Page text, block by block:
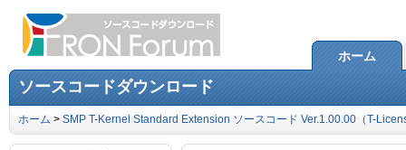
ホーム
ソースコードダウンロード
ホーム > SMP T-Kernel Standard Extension ソースコード Ver.1.00.00（T-